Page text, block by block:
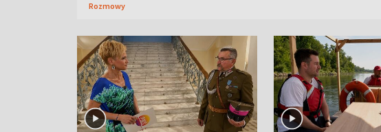
Rozmowy